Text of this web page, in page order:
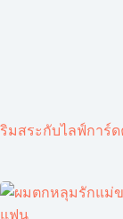
ริมสระกับไลฟ์การ์